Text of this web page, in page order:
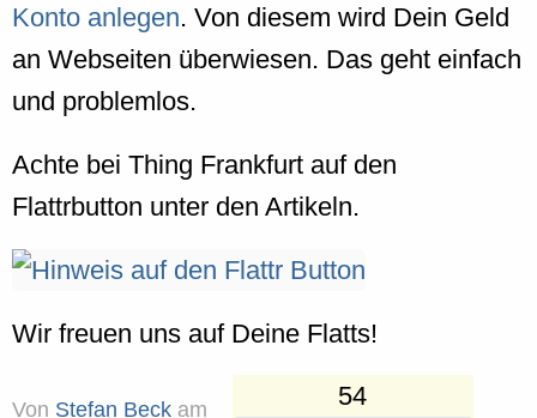
Konto anlegen. Von diesem wird Dein Geld
an Webseiten überwiesen. Das geht einfach
und problemlos.
Achte bei Thing Frankfurt auf den
Flattrbutton unter den Artikeln.
Wir freuen uns auf Deine Flatts!
54
Von Stefan Beck am